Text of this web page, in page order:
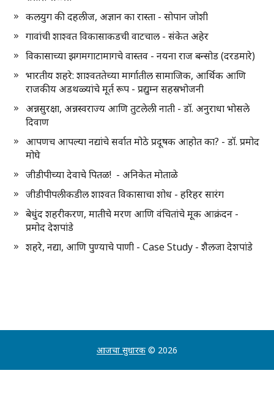
कलयुग की दहलीज, अज्ञान का रास्ता - सोपान जोशी
गावांची शाश्वत विकासाकडची वाटचाल - संकेत अहेर
विकासाच्या झगमगाटामागचे वास्तव - नयना राज बन्सोड (दरडमारे)
भारतीय शहरे: शाश्वततेच्या मार्गातील सामाजिक, आर्थिक आणि
राजकीय अडथळ्यांचे मूर्त रूप - प्रद्युम्न सहस्रभोजनी
अन्नसुरक्षा, अन्नस्वराज्य आणि तुटलेली नाती - डॉ. अनुराधा भोसले
दिवाण
आपणच आपल्या नद्यांचे सर्वात मोठे प्रदूषक आहोत का? - डॉ. प्रमोद
मोघे
जीडीपीच्या देवाचे पितळ! - अनिकेत मोताळे
जीडीपीपलीकडील शाश्वत विकासाचा शोध - हरिहर सारंग
बेधुंद शहरीकरण, मातीचे मरण आणि वंचितांचे मूक आक्रंदन -
प्रमोद देशपांडे
शहरे, नद्या, आणि पुण्याचे पाणी - Case Study - शैलजा देशपांडे
आजचा सुधारक © 2026